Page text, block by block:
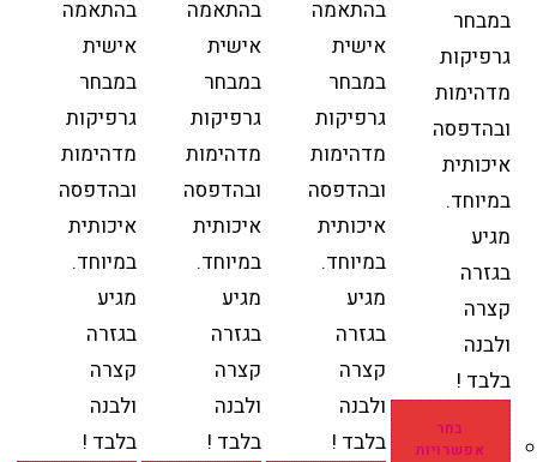
במבחר
גרפיקות
מדהימות
ובהדפסה
איכותית
במיוחד.
מגיע
בגזרה
קצרה
ולבנה
בלבד !
בחר
אפשרויות
בהתאמה
אישית
במבחר
גרפיקות
מדהימות
ובהדפסה
איכותית
במיוחד.
מגיע
בגזרה
קצרה
ולבנה
בלבד !
בהתאמה
אישית
במבחר
גרפיקות
מדהימות
ובהדפסה
איכותית
במיוחד.
מגיע
בגזרה
קצרה
ולבנה
בלבד !
בהתאמה
אישית
במבחר
גרפיקות
מדהימות
ובהדפסה
איכותית
במיוחד.
מגיע
בגזרה
קצרה
ולבנה
בלבד !